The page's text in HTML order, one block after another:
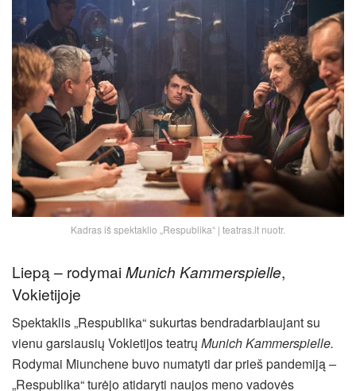
Kadras iš spektaklio „Respublika“ | teatras.lt nuotr.
Liepą – rodymaiMunich Kammerspielle,
Vokietijoje
Spektaklis „Respublika“ sukurtas bendradarbiaujant su
vienu garsiausių Vokietijos teatrų Munich Kammerspielle.
Rodymai Miunchene buvo numatyti dar prieš pandemiją–
„Respublika“ turėjo atidaryti naujos meno vadovės